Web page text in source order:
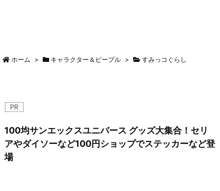
ホーム > キャラクター＆ピープル > すみっコぐらし
100均サンエックスユニバース グッズ大集合！セリ
アやダイソーなど100円ショップでステッカーなど登
場